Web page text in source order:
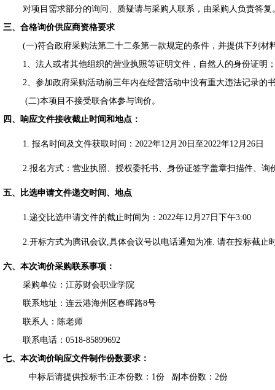
对项目需求部分的询问、质疑请与采购人联系，由采购人负责答复
三、合格询价供应商资格要求
(一)符合政府采购法第二十二条第一款规定的条件，并提供下列材
1、 法人或者其他组织的营业执照等证明文件，自然人的身份证明
2、 参加政府采购活动前三年内在经营活动中没有重大违法记录的
(二)本项目不接受联合体参与询价。
四、响应文件接收截止时间和地点：
1. 报名时间及文件获取时间： 2022年12月 20 日至2022年12月 26 日
2.报名方式： 营业执照、 授权委托书、 身份证签字盖章扫描件、询
五、 比选申请文件递交时间、地点
1.递交比选申请文件的截止时间为： 2022年12月 27 日下午3:00
2.开标方式为腾讯会议,具体会议号以电话通知为准. 请在投标截止
六、本次询价采购联系事项：
采购单位：江苏财会职业学院
联系地址：连云港海州区春晖路8号
联系人：陈老师
联系电话： 0518-85899692
七、本次询价响应文件制作份数要求：
中标后请提供投标书:正本份数：1份 副本份数：2份